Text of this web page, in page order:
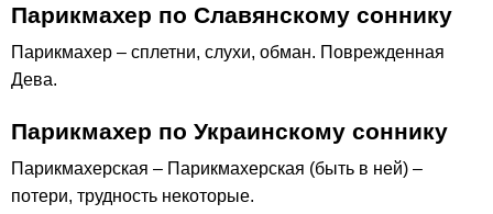
Парикмахер по Славянскому соннику
Парикмахер – сплетни, слухи, обман. Поврежденная
Дева.
Парикмахер по Украинскому соннику
Парикмахерская – Парикмахерская (быть в ней) –
потери, трудность некоторые.